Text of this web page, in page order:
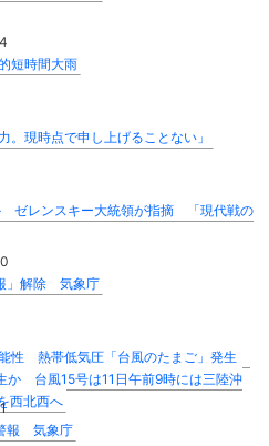
短時間大雨
現時点で申し上げることない」
ゼレンスキー大統領が指摘 「現代戦の
」解除 気象庁
能性 熱帯低気圧「台風のたまご」発生
台風15号は11日午前9時には三陸沖
西北西へ
報 気象庁